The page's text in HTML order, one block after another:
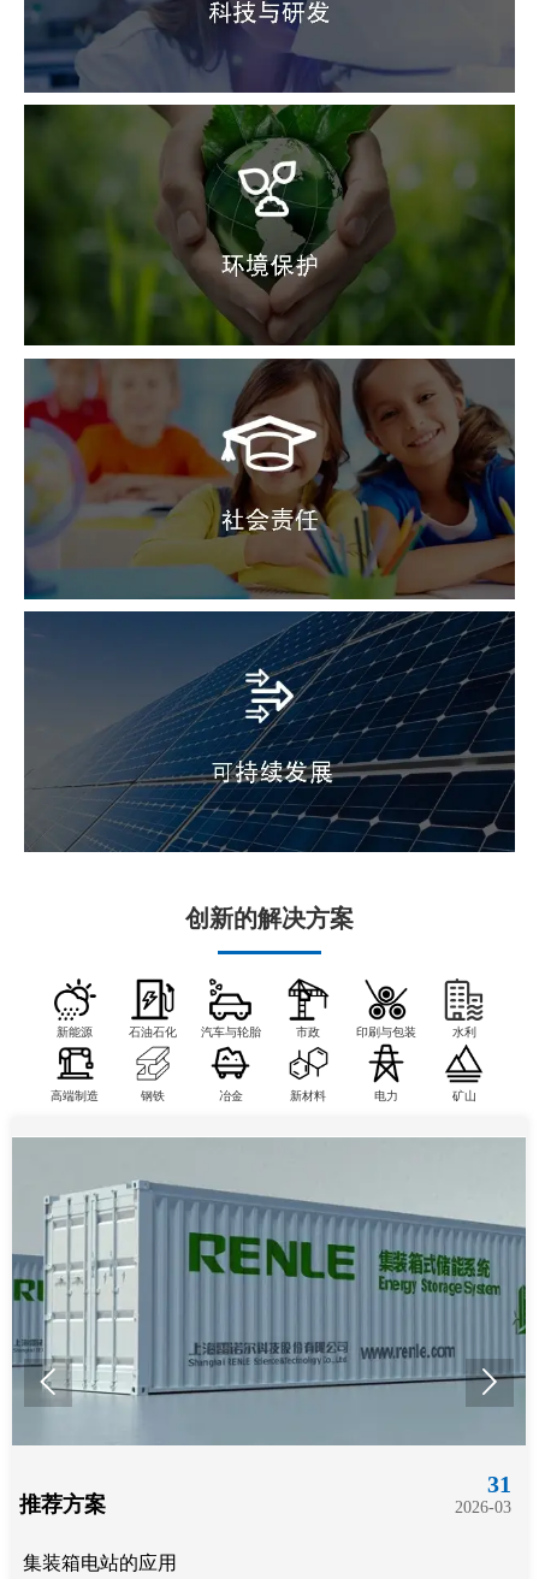
创新的解决方案
新能源 石油石化 汽车与轮胎 市政 印刷与包装 水利
高端制造 钢铁 冶金 新材料 电力 矿山
推荐方案
31
2026-03
集装箱电站的应用
 